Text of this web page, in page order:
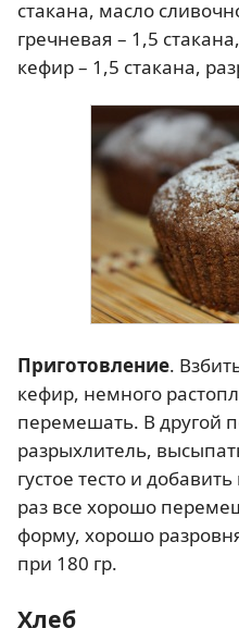
стакана, масло
гречневая – 1,5
кефир – 1,5 стакана,
Приготовление.
кефир, немного
перемешать. В другой
разрыхлитель,
густое тесто и
раз все хорошо
форму, хорошо
при 180 гр.
Хлеб